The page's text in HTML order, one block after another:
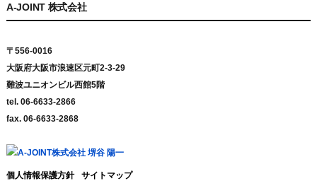
A-JOINT 株式会社
〒556-0016
大阪府大阪市浪速区元町2-3-29
難波ユニオンビル西館5階
tel. 06-6633-2866
fax. 06-6633-2868
個人情報保護方針 サイトマップ